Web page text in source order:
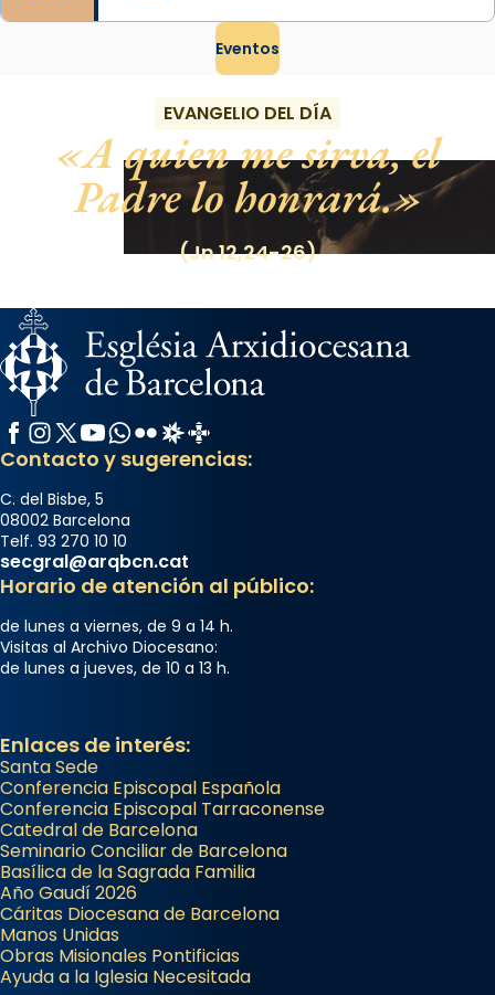
Eventos
EVANGELIO DEL DÍA
A quien me sirva, el
Padre lo honrará.
(Jn 12,24-26)
Facebook
Instagram
X / Twitter
YouTube
WhatsApp
FlickrRadio Estel
Catalunya Cristiana
Contacto y sugerencias:
C. del Bisbe, 5
08002 Barcelona
Telf. 93 270 10 10
secgral@arqbcn.cat
Horario de atención al público:
de lunes a viernes, de 9 a 14 h.
Visitas al Archivo Diocesano:
de lunes a jueves, de 10 a 13 h.
Enlaces de interés:
Santa Sede
Conferencia Episcopal Española
Conferencia Episcopal Tarraconense
Catedral de Barcelona
Seminario Conciliar de Barcelona
Basílica de la Sagrada Familia
Año Gaudí 2026
Cáritas Diocesana de Barcelona
Manos Unidas
Obras Misionales Pontificias
Ayuda a la Iglesia Necesitada